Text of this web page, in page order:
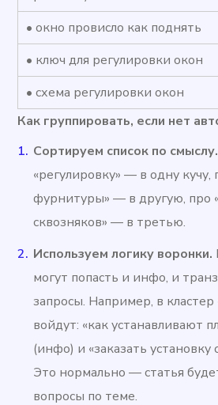
• окно провисло как поднять
• ключ для регулировки окон
• схема регулировки окон
Как группировать, если нет
Сортируем список по смыслу.
«регулировку» — в одну кучу,
фурнитуры» — в другую, про
сквозняков» — в третью.
Используем логику воронки.
могут попасть и инфо, и
запросы. Например, в кластер
войдут: «как устанавливают
(инфо) и «заказать установку
Это нормально — статья
вопросы по теме.